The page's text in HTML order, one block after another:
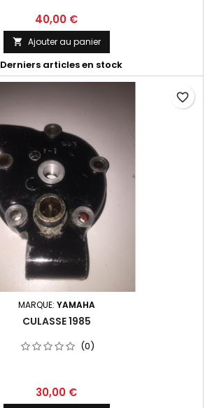
40,00 €
 Ajouter au panier
Derniers articles en stock
MARQUE: YAMAHA
CULASSE 1985
(0)
30,00 €
favorite_border